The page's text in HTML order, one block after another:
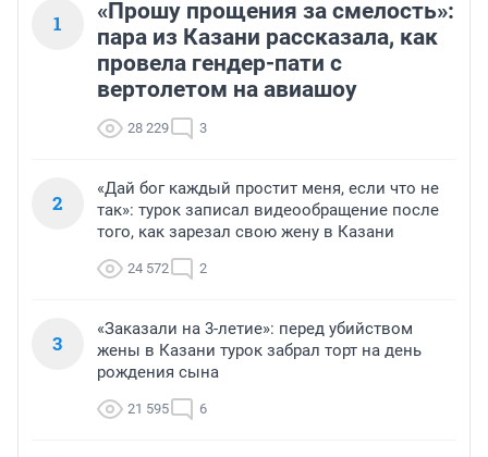
1
«Прошу прощения за смелость»:
пара из Казани рассказала, как
провела гендер-пати с
вертолетом на авиашоу
28 229 3
2
«Дай бог каждый простит меня, если что не
так»: турок записал видеообращение после
того, как зарезал свою жену в Казани
24 572 2
3
«Заказали на 3-летие»: перед убийством
жены в Казани турок забрал торт на день
рождения сына
21 595 6